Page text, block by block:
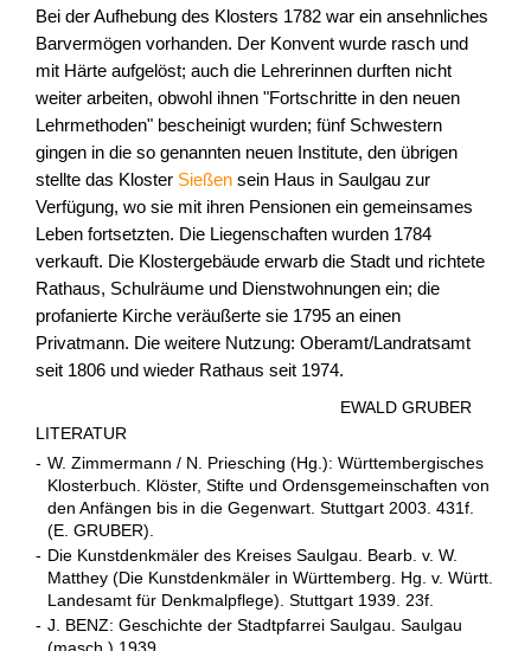
Bei der Aufhebung des Klosters 1782 war ein ansehnliches
Barvermögen vorhanden. Der Konvent wurde rasch und
mit Härte aufgelöst; auch die Lehrerinnen durften nicht
weiter arbeiten, obwohl ihnen "Fortschritte in den neuen
Lehrmethoden" bescheinigt wurden; fünf Schwestern
gingen in die so genannten neuen Institute, den übrigen
stellte das Kloster Sießen sein Haus in Saulgau zur
Verfügung, wo sie mit ihren Pensionen ein gemeinsames
Leben fortsetzten. Die Liegenschaften wurden 1784
verkauft. Die Klostergebäude erwarb die Stadt und richtete
Rathaus, Schulräume und Dienstwohnungen ein; die
profanierte Kirche veräußerte sie 1795 an einen
Privatmann. Die weitere Nutzung: Oberamt/Landratsamt
seit 1806 und wieder Rathaus seit 1974.
EWALD GRUBER
LITERATUR
- W. Zimmermann / N. Priesching (Hg.): Württembergisches
Klosterbuch. Klöster, Stifte und Ordensgemeinschaften von
den Anfängen bis in die Gegenwart. Stuttgart 2003. 431f.
(E. GRUBER).
- Die Kunstdenkmäler des Kreises Saulgau. Bearb. v. W.
Matthey (Die Kunstdenkmäler in Württemberg. Hg. v. Württ.
Landesamt für Denkmalpflege). Stuttgart 1939. 23f.
- J. BENZ: Geschichte der Stadtpfarrei Saulgau. Saulgau